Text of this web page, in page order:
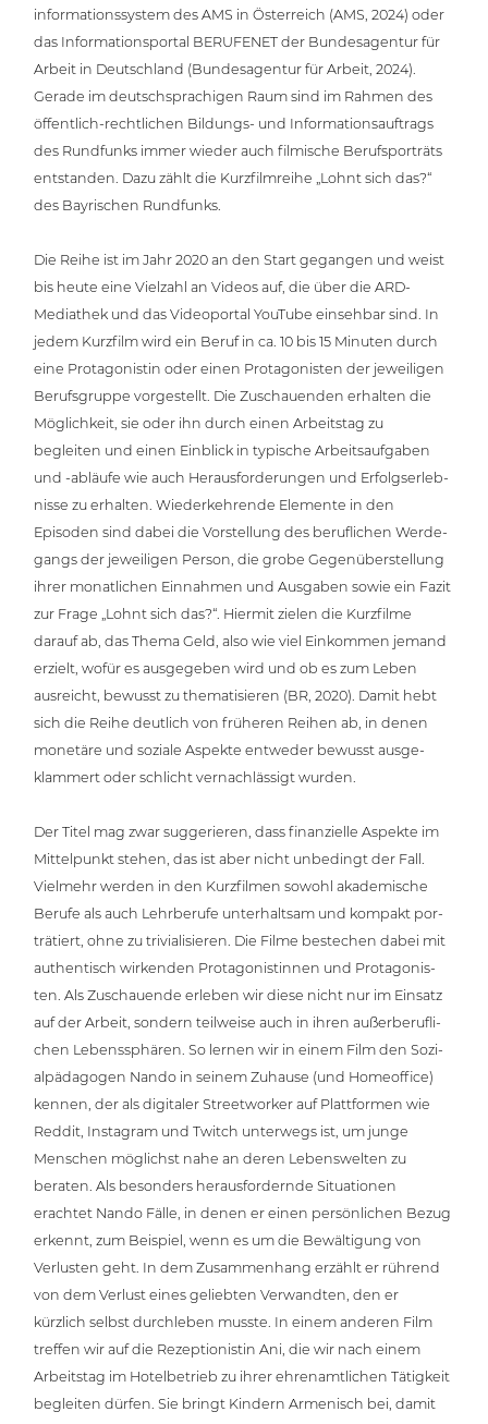
in­for­ma­ti­ons­sys­tem des AMS in Öster­reich (AMS, 2024) oder
das Infor­ma­ti­ons­por­tal BERUFENET der Bun­des­agen­tur für
Arbeit in Deutsch­land (Bun­des­agen­tur für Arbeit, 2024).
Gerade im deutsch­spra­chi­gen Raum sind im Rahmen des
öffent­lich-recht­li­chen Bildungs- und Infor­ma­ti­ons­auf­trags
des Rundfunks immer wieder auch filmische Berufs­por­träts
ent­stan­den. Dazu zählt die Kurz­film­rei­he „Lohnt sich das?“
des Bay­ri­schen Rundfunks.
Die Reihe ist im Jahr 2020 an den Start gegangen und weist
bis heute eine Vielzahl an Videos auf, die über die ARD-
Mediathek und das Video­por­tal YouTube einsehbar sind. In
jedem Kurzfilm wird ein Beruf in ca. 10 bis 15 Minuten durch
eine Prot­ago­nis­tin oder einen Prot­ago­nis­ten der jewei­li­gen
Berufs­grup­pe vor­ge­stellt. Die Zuschau­en­den erhalten die
Mög­lich­keit, sie oder ihn durch einen Arbeits­tag zu
begleiten und einen Einblick in typische Arbeits­auf­ga­ben
und ‑abläufe wie auch Her­aus­for­de­run­gen und Erfolgs­er­leb­
nis­se zu erhalten. Wie­der­keh­ren­de Elemente in den
Episoden sind dabei die Vor­stel­lung des beruf­li­chen Wer­de­
gangs der jewei­li­gen Person, die grobe Gegen­über­stel­lung
ihrer monat­li­chen Einnahmen und Ausgaben sowie ein Fazit
zur Frage „Lohnt sich das?“. Hiermit zielen die Kurzfilme
darauf ab, das Thema Geld, also wie viel Einkommen jemand
erzielt, wofür es aus­ge­ge­ben wird und ob es zum Leben
ausreicht, bewusst zu the­ma­ti­sie­ren (BR, 2020). Damit hebt
sich die Reihe deutlich von früheren Reihen ab, in denen
monetäre und soziale Aspekte entweder bewusst aus­ge­
klam­mert oder schlicht ver­nach­läs­sigt wurden.
Der Titel mag zwar sug­ge­rie­ren, dass finan­zi­el­le Aspekte im
Mit­tel­punkt stehen, das ist aber nicht unbedingt der Fall.
Vielmehr werden in den Kurz­fil­men sowohl aka­de­mi­sche
Berufe als auch Lehr­be­ru­fe unter­halt­sam und kompakt por­
trä­tiert, ohne zu tri­via­li­sie­ren. Die Filme bestechen dabei mit
authen­tisch wirkenden Prot­ago­nis­tin­nen und Prot­ago­nis­
ten. Als Zuschau­en­de erleben wir diese nicht nur im Einsatz
auf der Arbeit, sondern teilweise auch in ihren außer­be­ruf­li­
chen Lebens­sphä­ren. So lernen wir in einem Film den Sozi­
al­päd­ago­gen Nando in seinem Zuhause (und Home­of­fice)
kennen, der als digitaler Street­wor­ker auf Platt­for­men wie
Reddit, Instagram und Twitch unterwegs ist, um junge
Menschen möglichst nahe an deren Lebens­wel­ten zu
beraten. Als besonders her­aus­for­dern­de Situa­tio­nen
erachtet Nando Fälle, in denen er einen per­sön­li­chen Bezug
erkennt, zum Beispiel, wenn es um die Bewäl­ti­gung von
Verlusten geht. In dem Zusam­men­hang erzählt er rührend
von dem Verlust eines geliebten Ver­wand­ten, den er
kürzlich selbst durch­le­ben musste. In einem anderen Film
treffen wir auf die Rezep­tio­nis­tin Ani, die wir nach einem
Arbeits­tag im Hotel­be­trieb zu ihrer ehren­amt­li­chen Tätigkeit
begleiten dürfen. Sie bringt Kindern Armenisch bei, damit